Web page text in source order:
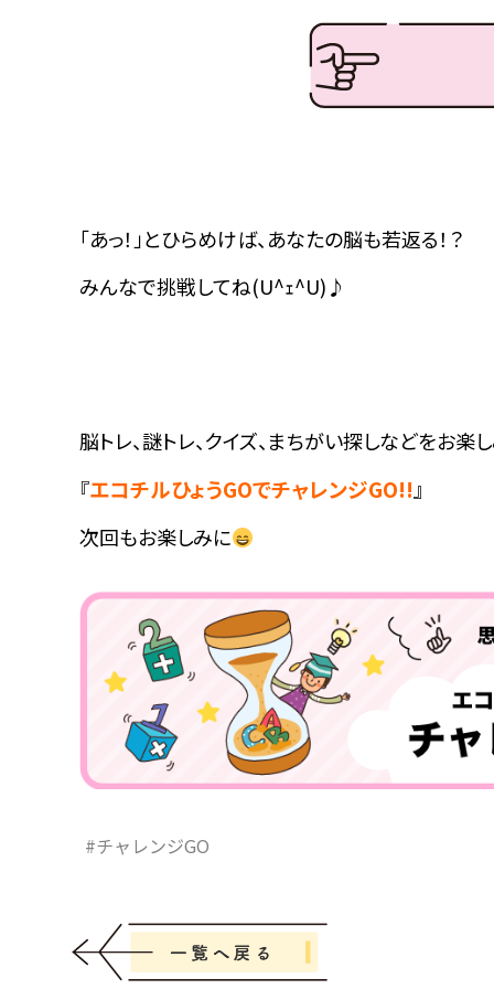
「あっ！」とひらめけば、あなたの脳も若返る！？
みんなで挑戦してね(U^ｪ^U)♪
脳トレ、謎トレ、クイズ、まちがい探しなどをお
『エコチルひょうGOでチャレンジGO!! 』
次回もお楽しみに
#チャレンジGO